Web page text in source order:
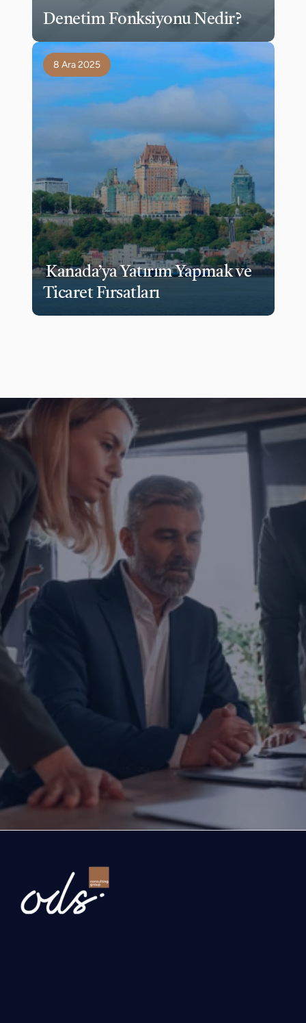
Denetim Fonksiyonu Nedir?
8 Ara 2025
Kanada’ya Yatırım Yapmak ve
Ticaret Fırsatları
İşletmenizi dönüştürmeye
Yatırım yapmayı, büyümeyi ya da ihracatınızı
düşünüyorsanız doğru zamanda, doğru iş
Bugün attığınız adım, şirketinizin geleceğini
Gelin, şirketinizin önündeki fırsatları ve büyüme
birlikte değerlendirelim.
İşletmenizi dönüştürelim